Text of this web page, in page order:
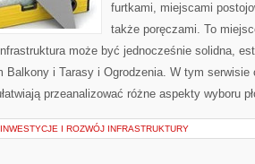
furtkami, miejscami
także poręczami. To
może być jednocześnie solidna,
Balkony i Tarasy i Ogrodzenia. W tym serwisie
przeanalizować różne aspekty wyboru
INWESTYCJE I ROZWÓJ INFRASTRUKTURY